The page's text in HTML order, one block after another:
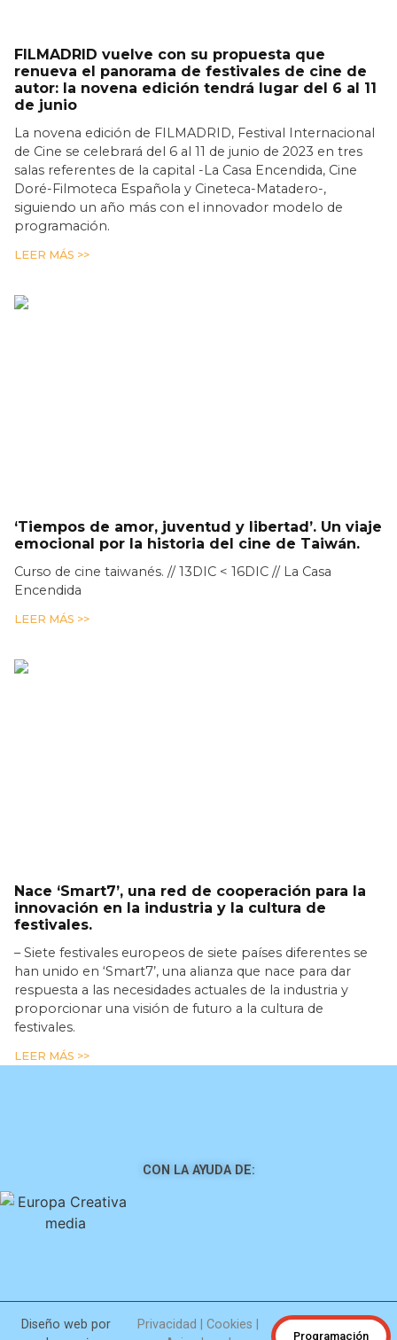
FILMADRID vuelve con su propuesta que
renueva el panorama de festivales de cine de
autor: la novena edición tendrá lugar del 6 al 11
de junio
La novena edición de FILMADRID, Festival Internacional
de Cine se celebrará del 6 al 11 de junio de 2023 en tres
salas referentes de la capital -La Casa Encendida, Cine
Doré-Filmoteca Española y Cineteca-Matadero-,
siguiendo un año más con el innovador modelo de
programación.
LEER MÁS >>
‘Tiempos de amor, juventud y libertad’. Un viaje
emocional por la historia del cine de Taiwán.
Curso de cine taiwanés. // 13DIC < 16DIC // La Casa
Encendida
LEER MÁS >>
Nace ‘Smart7’, una red de cooperación para la
innovación en la industria y la cultura de
festivales.
– Siete festivales europeos de siete países diferentes se
han unido en ‘Smart7’, una alianza que nace para dar
respuesta a las necesidades actuales de la industria y
proporcionar una visión de futuro a la cultura de
festivales.
LEER MÁS >>
CON LA AYUDA DE:
Privacidad |Cookies
Programación
Diseño web por